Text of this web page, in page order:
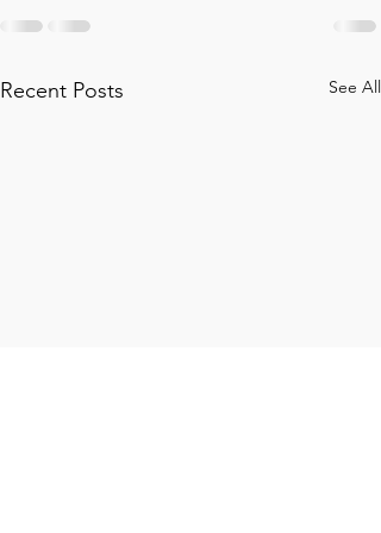
Recent Posts See All